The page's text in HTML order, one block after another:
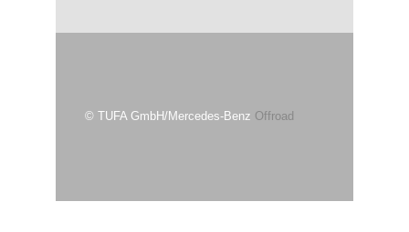
© TUFA GmbH/Mercedes-Benz Offroad